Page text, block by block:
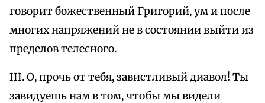
говорит божественный Григорий, ум и после
многих напряжений не в состоянии выйти из
пределов телесного.
III. О, прочь от тебя, завистливый диавол! Ты
завидуешь нам в том, чтобы мы видели